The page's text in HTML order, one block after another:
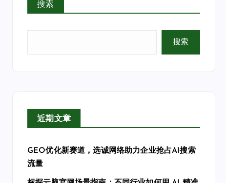
搜索
搜索
近期文章
GEO优化新赛道，选诚网络助力企业抢占AI搜索
流量